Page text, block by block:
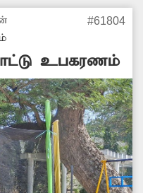
#61804
உபகரணம்